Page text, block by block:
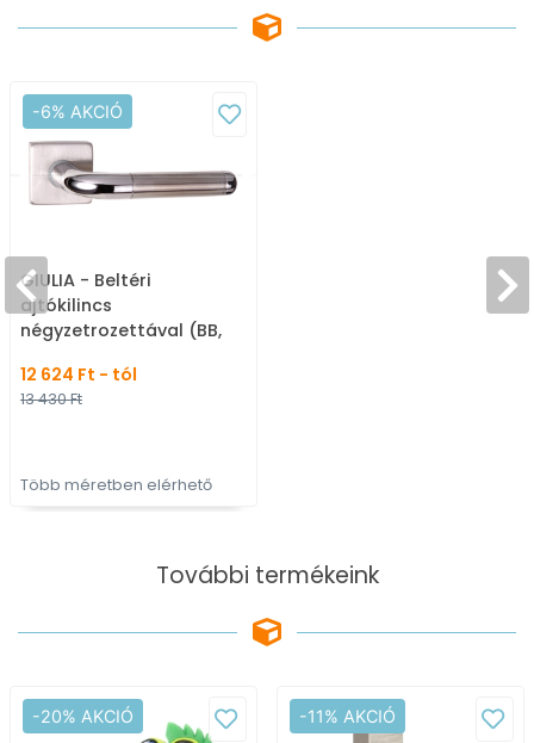
-6% AKCIÓ
GIULIA - Beltéri
ajtókilincs
négyzetrozettával (BB,
12 624 Ft - tól
13 430 Ft
Több méretben elérhető
További termékeink
-20% AKCIÓ -11% AKCIÓ